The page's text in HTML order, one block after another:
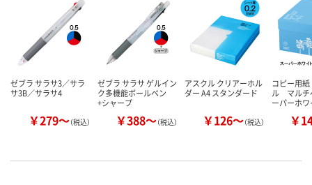
カ
ゼブラ サラサ3／サラ
サ3B／サラサ4
￥279～（税込）
ゼブラ サラサ ゲルイン
ク多機能ボールペン
+シャープ
￥388～（税込）
アスクル クリアーホル
ダー A4 スタンダード
￥126～（税込）
コピー用
ル マルチ
ーパーホワ
￥